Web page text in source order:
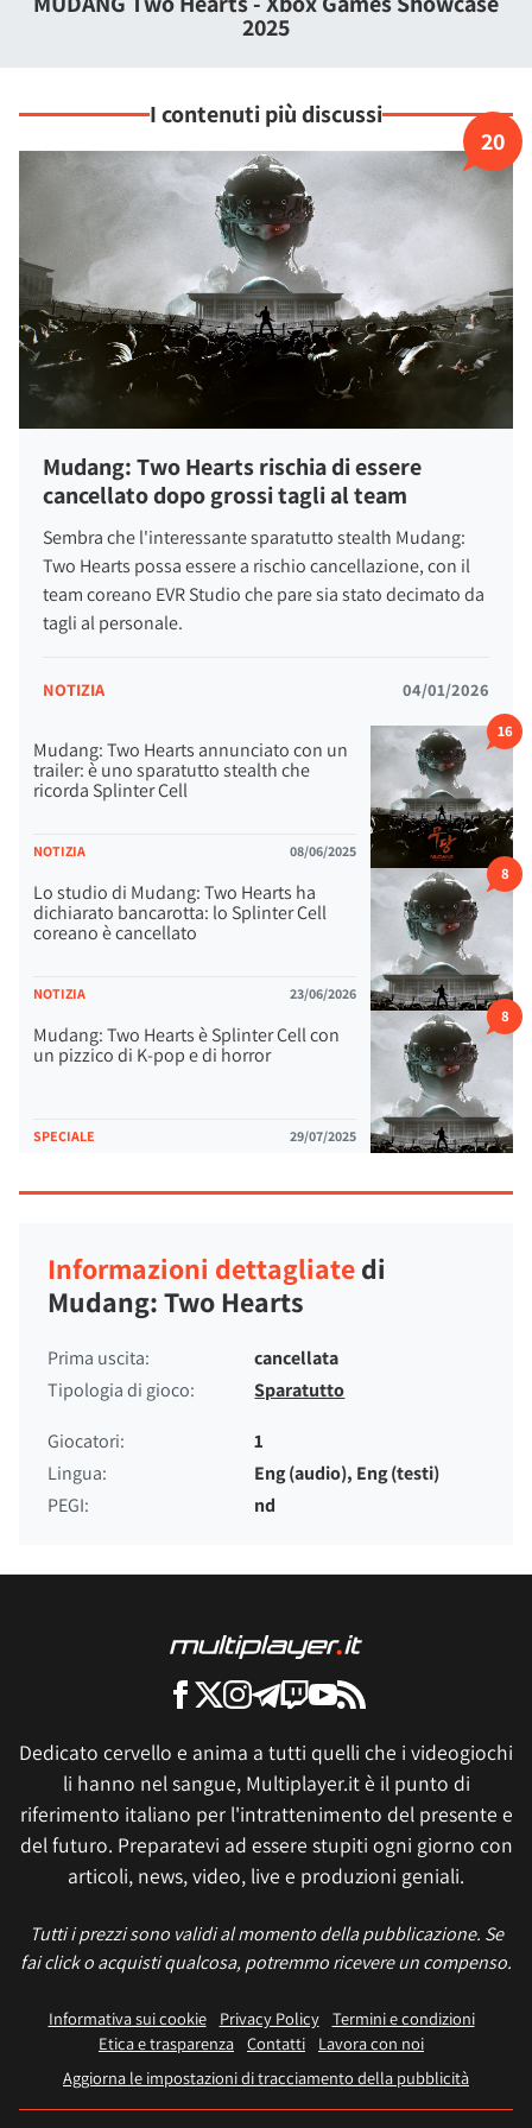
confrontandovi con emozioni indotte, informazioni
2025
I contenuti più discussi
Mudang: Two Hearts rischia di essere
cancellato dopo grossi tagli al team
Sembra che l'interessante sparatutto stealth Mudang:
Two Hearts possa essere a rischio cancellazione, con il
team coreano EVR Studio che pare sia stato decimato da
tagli al personale.
NOTIZIA 04/01/2026
20
Mudang: Two Hearts annunciato con un
trailer: è uno sparatutto stealth che
ricorda Splinter Cell
NOTIZIA 08/06/2025
16
Lo studio di Mudang: Two Hearts ha
dichiarato bancarotta: lo Splinter Cell
coreano è cancellato
NOTIZIA 23/06/2026
8
Mudang: Two Hearts è Splinter Cell con
un pizzico di K-pop e di horror
SPECIALE 29/07/2025
8
Informazioni dettagliatedi
Mudang: Two Hearts
Prima uscita:
cancellata
Tipologia di gioco:
Sparatutto
Giocatori:
1
Lingua:
Eng (audio), Eng (testi)
PEGI:
nd
Dedicato cervello e anima a tutti quelli che i videogiochi
li hanno nel sangue, Multiplayer.it è il punto di
riferimento italiano per l'intrattenimento del presente e
del futuro. Preparatevi ad essere stupiti ogni giorno con
articoli, news, video, live e produzioni geniali.
Tutti i prezzi sono validi al momento della pubblicazione. Se
fai click o acquisti qualcosa, potremmo ricevere un compenso.
Informativa sui cookie Privacy Policy
Termini e condizioni
Etica e trasparenza Contatti
Lavora con noi
Aggiorna le impostazioni di tracciamento della pubblicità